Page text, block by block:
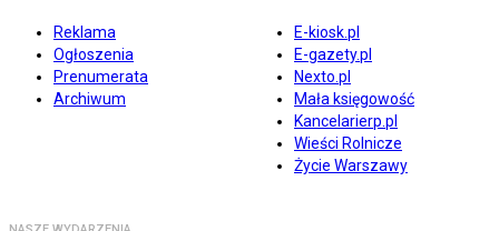
Reklama
Ogłoszenia
Prenumerata
Archiwum
E-kiosk.pl
E-gazety.pl
Nexto.pl
Mała księgowość
Kancelarierp.pl
Wieści Rolnicze
Życie Warszawy